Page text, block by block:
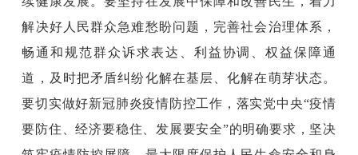
解决好人民群众急难愁盼问题，完善社会治理体系，
畅通和规范群众诉求表达、利益协调、权益保障通
道，及时把矛盾纠纷化解在基层、化解在萌芽状态。
要切实做好新冠肺炎疫情防控工作，落实党中央“疫情
要防住、经济要稳住、发展要安全”的明确要求，坚决